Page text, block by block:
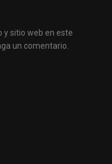
y sitio web en este
un comentario.